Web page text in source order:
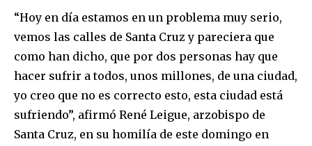
“Hoy en día estamos en un problema muy serio,
vemos las calles de Santa Cruz y pareciera que
como han dicho, que por dos personas hay que
hacer sufrir a todos, unos millones, de una ciudad,
yo creo que no es correcto esto, esta ciudad está
sufriendo”, afirmó René Leigue, arzobispo de
Santa Cruz, en su homilía de este domingo en